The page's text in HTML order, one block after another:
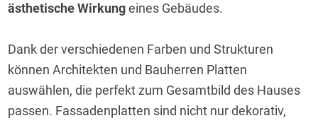
ästhetische Wirkung eines Gebäudes.
Dank der verschiedenen Farben und Strukturen
können Architekten und Bauherren Platten
auswählen, die perfekt zum Gesamtbild des Hauses
passen. Fassadenplatten sind nicht nur dekorativ,